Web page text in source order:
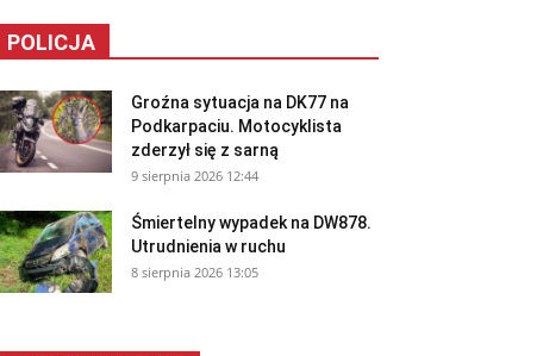
POLICJA
Groźna sytuacja na DK77 na
Podkarpaciu. Motocyklista
zderzył się z sarną
9 sierpnia 2026 12:44
Śmiertelny wypadek na DW878.
Utrudnienia w ruchu
8 sierpnia 2026 13:05